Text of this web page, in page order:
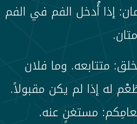
إذا أُدخل الفم في الفم
متتابعه. وما فلان
له إذا لم يكن مقبولاً.
مستغنٍ عنه.